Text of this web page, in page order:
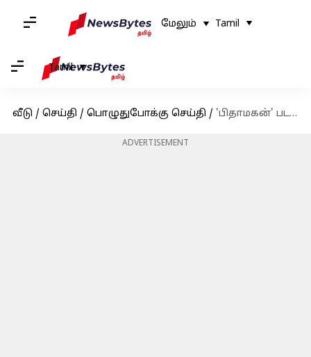
மேலும் Tamil
Tamil
வீடு / செய்தி / பொழுதுபோக்கு செய்தி / 'பிதாமகன்' படத்திற்காக பாலா, விக்ரம், சூர்யா பெற்ற சம்பள விவரத்தை வெளியிட்ட தயாரிப்பாளர் விஏ துரை
ADVERTISEMENT